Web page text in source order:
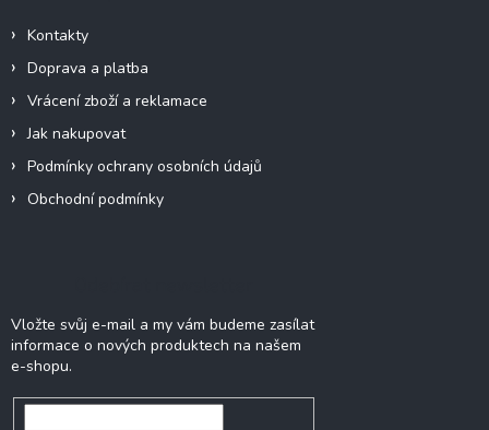
Kontakty
Doprava a platba
Vrácení zboží a reklamace
Jak nakupovat
Podmínky ochrany osobních údajů
Obchodní podmínky
Vložte svůj e-mail a my vám budeme zasílat
informace o nových produktech na našem
e-shopu.